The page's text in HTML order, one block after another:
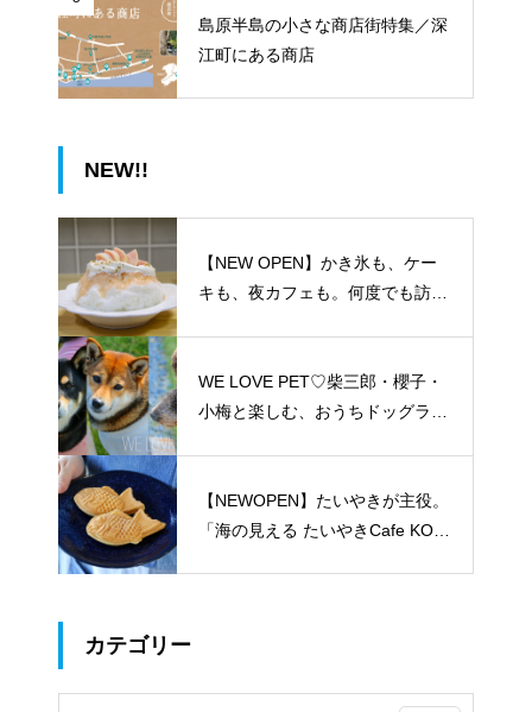
島原半島の小さな商店街特集／深
江町にある商店
NEW!!
【NEW OPEN】かき氷も、ケー
キも、夜カフェも。何度でも訪れ
WE LOVE PET♡柴三郎・櫻子・
小梅と楽しむ、おうちドッグラン
【NEWOPEN】たいやきが主役。
「海の見える たいやきCafe KOM
カテゴリー